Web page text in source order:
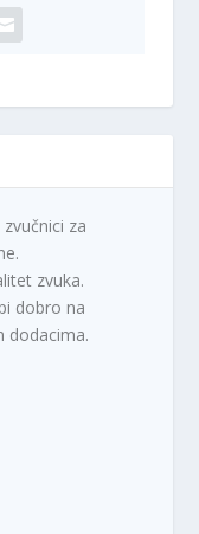
za
zvuka.
dobro na
dodacima.